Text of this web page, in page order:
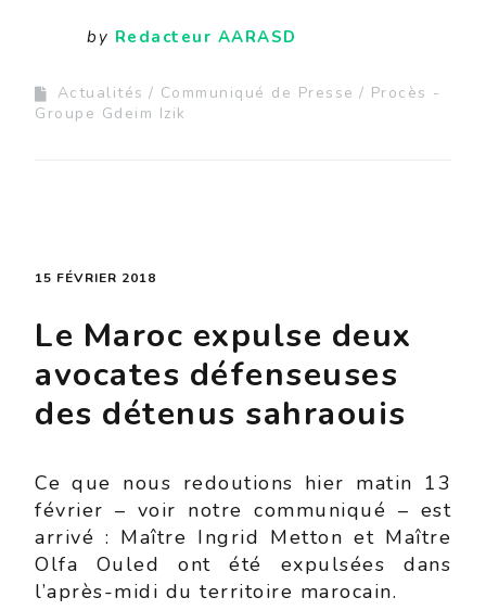
by Redacteur AARASD
Actualités Communiqué de Presse
Procès -
Groupe Gdeim Izik
15 FÉVRIER 2018
Le Maroc expulse deux
avocates défenseuses
des détenus sahraouis
Ce que nous redoutions hier matin 13
février – voir notre communiqué – est
arrivé : Maître Ingrid Metton et Maître
Olfa Ouled ont été expulsées dans
l’après-midi du territoire marocain.